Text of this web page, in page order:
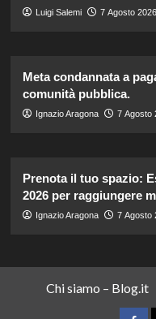
Luigi Salemi 7 Agosto
Meta condannata a
comunità pubblica.
Ignazio Aragona 7 Agosto
Prenota il tuo spazio:
2026 per raggiungere
Ignazio Aragona 7 Agosto
Chi siamo – Blog.it